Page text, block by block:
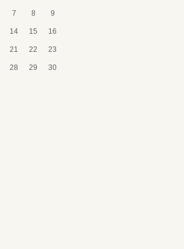
7 8 9
14 15 16
21 22 23
28 29 30